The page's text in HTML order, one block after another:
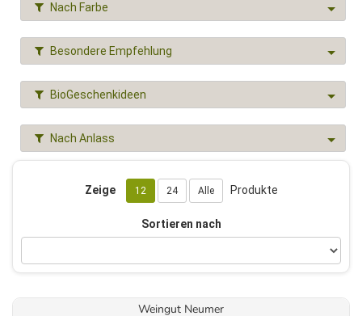
Nach Farbe
Besondere Empfehlung
BioGeschenkideen
Nach Anlass
Zeige 12 24 Alle Produkte
Sortieren nach
Weingut Neumer